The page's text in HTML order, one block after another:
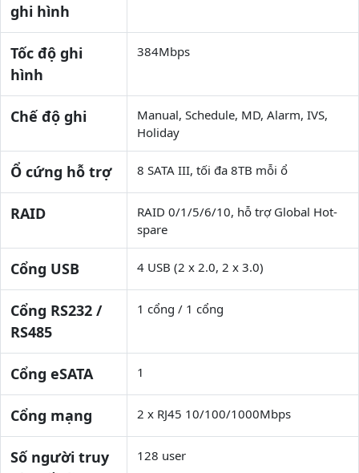
ghi hình
Tốc độ ghi
hình
384Mbps
Chế độ ghi
Manual, Schedule, MD, Alarm, IVS,
Holiday
Ổ cứng hỗ trợ 8 SATA III, tối đa 8TB mỗi ổ
RAID
RAID 0/1/5/6/10, hỗ trợ Global Hot-
spare
Cổng USB 4 USB (2 x 2.0, 2 x 3.0)
Cổng RS232 /
RS485
1 cổng / 1 cổng
Cổng eSATA 1
Cổng mạng 2 x RJ45 10/100/1000Mbps
Số người truy
128 user